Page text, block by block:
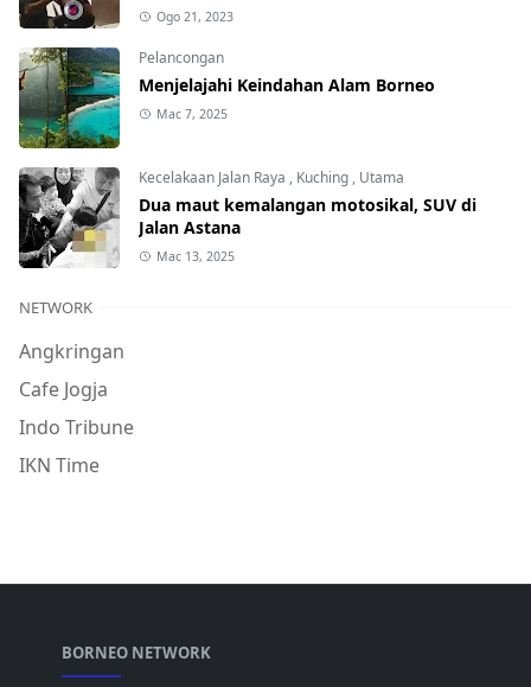
Ogo 21, 2023
Pelancongan
Menjelajahi Keindahan Alam Borneo
Mac 7, 2025
Kecelakaan Jalan Raya , Kuching , Utama
Dua maut kemalangan motosikal, SUV di
Jalan Astana
Mac 13, 2025
NETWORK
Angkringan
Cafe Jogja
Indo Tribune
IKN Time
BORNEO NETWORK